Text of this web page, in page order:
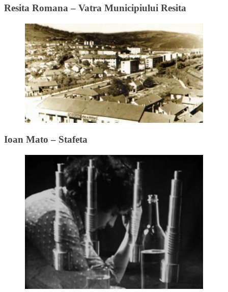
Resita Romana – Vatra Municipiului Resita
Ioan Mato – Stafeta